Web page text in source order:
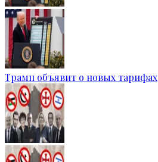
Трамп объявит о новых тарифах